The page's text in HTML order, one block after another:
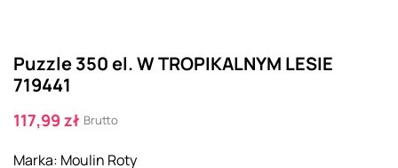
Puzzle 350 el. W TROPIKALNYM LESIE
719441
117,99 zł Brutto
Marka: Moulin Roty